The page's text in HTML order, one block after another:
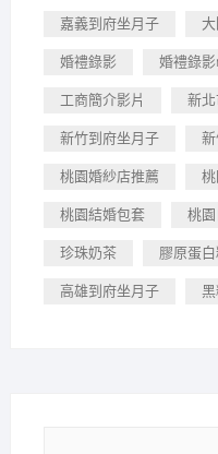
嘉義到府坐月子
婚禮錄影 婚禮錄
工商簡介影片 新
新竹到府坐月子
桃園婚紗店推薦
桃園結婚包套 桃
珍珠奶茶 膠原蛋
高雄到府坐月子